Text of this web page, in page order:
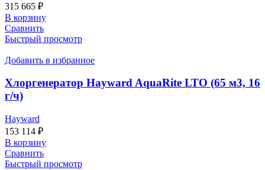
315 665 ₽
В корзину
Сравнить
Быстрый просмотр
Добавить в избранное
Хлоргенератор Hayward AquaRite LTO (65 м3, 16
г/ч)
Hayward
153 114 ₽
В корзину
Сравнить
Быстрый просмотр